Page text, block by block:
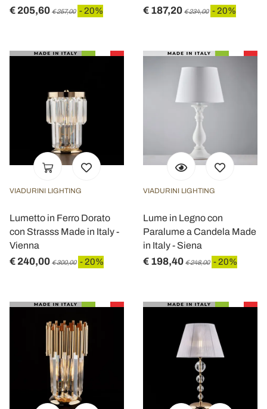
€ 205,60 € 257,00 - 20% € 187,20 € 234,00 - 20%
VIADURINI LIGHTING
Lumetto in Ferro Dorato
con Strasss Made in Italy -
Vienna
€ 240,00 € 300,00 - 20%
VIADURINI LIGHTING
Lume in Legno con
Paralume a Candela Made
in Italy - Siena
€ 198,40 € 248,00 - 20%